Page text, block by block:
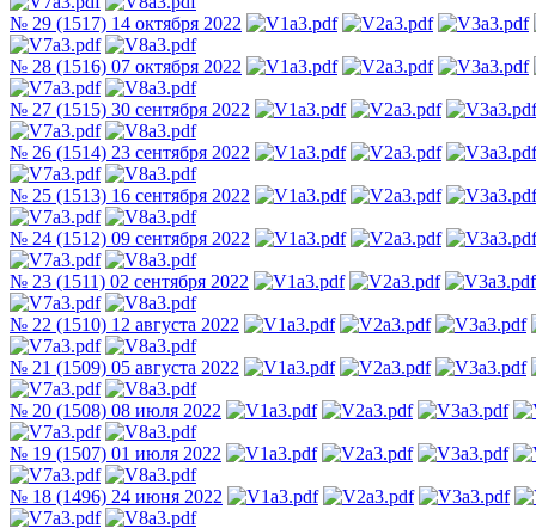
№ 29 (1517) 14 октября 2022
№ 28 (1516) 07 октября 2022
№ 27 (1515) 30 сентября 2022
№ 26 (1514) 23 сентября 2022
№ 25 (1513) 16 сентября 2022
№ 24 (1512) 09 сентября 2022
№ 23 (1511) 02 сентября 2022
№ 22 (1510) 12 августа 2022
№ 21 (1509) 05 августа 2022
№ 20 (1508) 08 июля 2022
№ 19 (1507) 01 июля 2022
№ 18 (1496) 24 июня 2022